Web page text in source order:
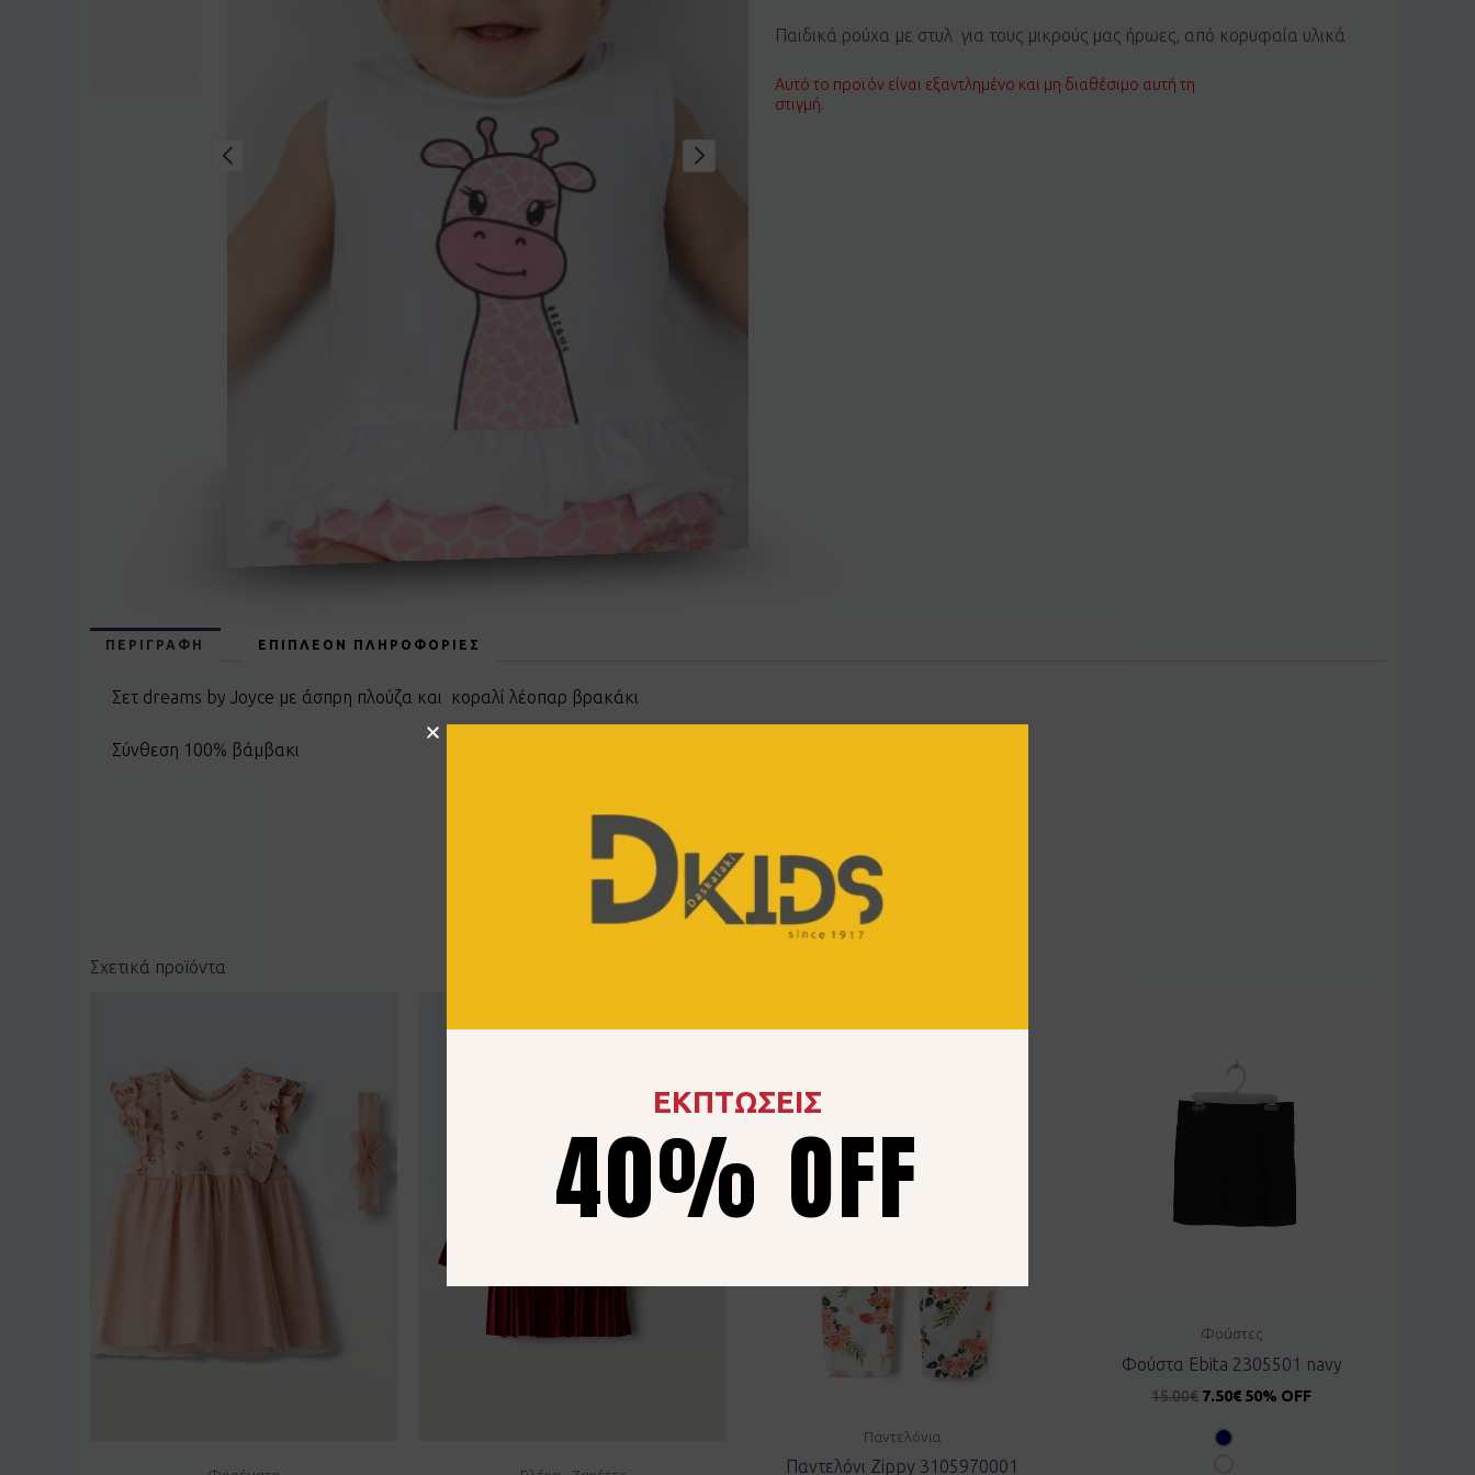
Παιδικά ρούχα με στυλ για τους μικρούς μας ήρωες, από κορυφαία υλικά
Αυτό το προϊόν είναι εξαντλημένο και μη διαθέσιμο αυτή τη
στιγμή.
ΠΕΡΙΓΡΑΦΉ ΕΠΙΠΛΈΟΝ ΠΛΗΡΟΦΟΡΊΕΣ
Σετ dreams by Joyce με άσπρη πλούζα και κοραλί λέοπαρ βρακάκι
Σύνθεση 100% βάμβακι
Σχετικά προϊόντα
Παντελόνια
Παντελόνι Zippy 3105970001
Φούστες
Φούστα Ebita 2305501 navy
15.00€ 7.50€ 50% OFF
ΕΚΠΤΩΣΕΙΣ
40% OFF